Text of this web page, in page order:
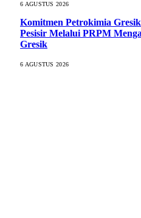
6 AGUSTUS 2026
Komitmen Petrokimia
Pesisir Melalui PRPM
Gresik
6 AGUSTUS 2026